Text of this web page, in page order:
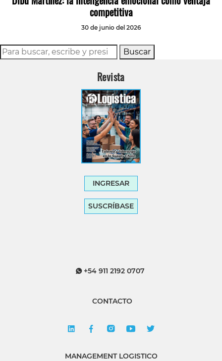
competitiva
30 de junio del 2026
Buscar
Revista
INGRESAR
SUSCRÍBASE
+54 911 2192 0707
CONTACTO
MANAGEMENT LOGISTICO